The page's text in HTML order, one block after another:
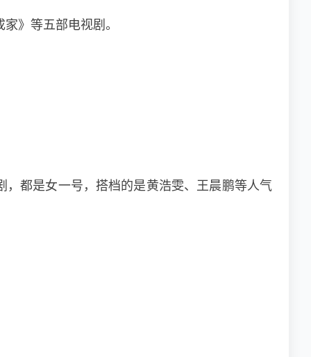
》等五部电视剧。
都是女一号，搭档的是黄浩雯、王晨鹏等人气